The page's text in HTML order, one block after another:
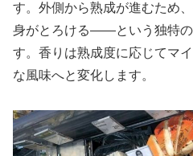
す。外側から熟成が進むため
身がとろける――という独特の
す。香りは熟成度に応じてマ
な風味へと変化します。